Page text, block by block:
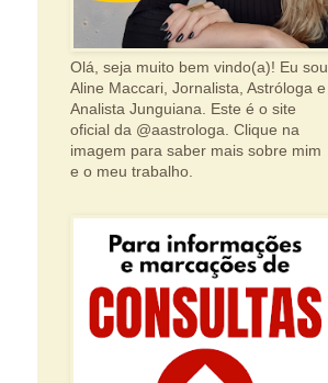
Olá, seja muito bem vindo(a)! Eu sou
Aline Maccari, Jornalista, Astróloga e
Analista Junguiana. Este é o site
oficial da @aastrologa. Clique na
imagem para saber mais sobre mim
e o meu trabalho.